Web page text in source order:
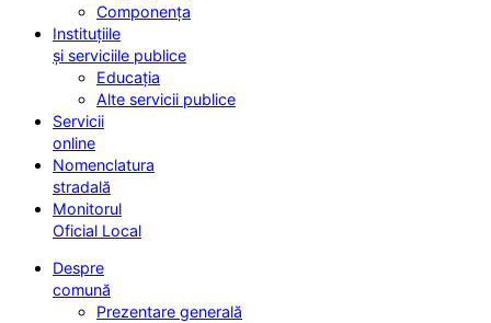
Componența
Instituțiile
și serviciile publice
Educația
Alte servicii publice
Servicii
online
Nomenclatura
stradală
Monitorul
Oficial Local
Despre
comună
Prezentare generală